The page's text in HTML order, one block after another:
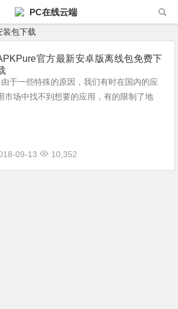
PC在线云端
装包下载
官方最新安卓版离线包免费下
由于一些特殊的原因，我们有时在国内的应
市场中找不到想要的应用，有的限制了地
09-13
10,352